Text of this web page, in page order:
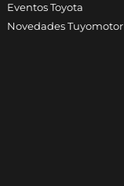
Eventos Toyota
Novedades Tuyomotor